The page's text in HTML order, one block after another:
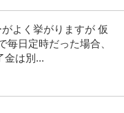
よく挙がりますが 仮
毎日定時だった場合、
金は別...